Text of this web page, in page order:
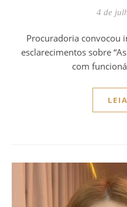
4 de
Procuradoria convocou influenciadores para prestar
esclarecimentos sobre
com